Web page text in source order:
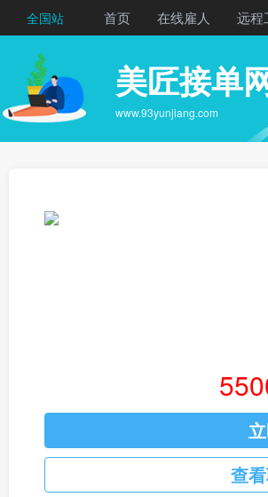
全国站 首页 在线雇人 远程
美匠接单
www.93yunjiang.com
查